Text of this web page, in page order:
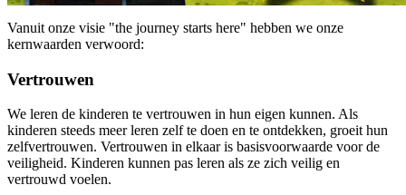
Vanuit onze visie "the journey starts here" hebben we onze
kernwaarden verwoord:
Vertrouwen
We leren de kinderen te vertrouwen in hun eigen kunnen. Als
kinderen steeds meer leren zelf te doen en te ontdekken, groeit hun
zelfvertrouwen. Vertrouwen in elkaar is basisvoorwaarde voor de
veiligheid. Kinderen kunnen pas leren als ze zich veilig en
vertrouwd voelen.